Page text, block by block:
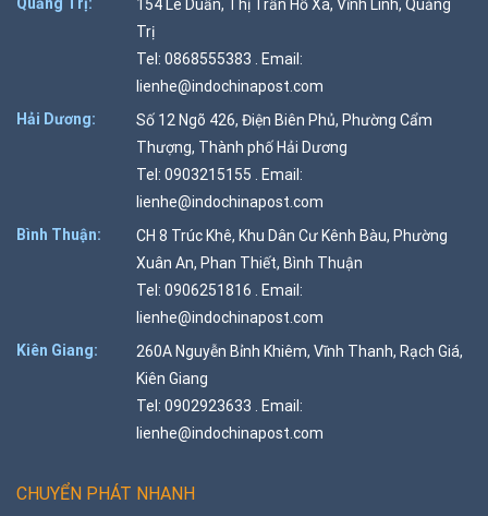
154 Lê Duẩn, Thị Trấn Hồ Xá, Vĩnh Linh, Quảng
Trị
Tel: 0868555383 . Email:
lienhe@indochinapost.com
Hải Dương:
Số 12 Ngõ 426, Điện Biên Phủ, Phường Cẩm
Thượng, Thành phố Hải Dương
Tel: 0903215155 . Email:
lienhe@indochinapost.com
Bình Thuận:
CH 8 Trúc Khê, Khu Dân Cư Kênh Bàu, Phường
Xuân An, Phan Thiết, Bình Thuận
Tel: 0906251816 . Email:
lienhe@indochinapost.com
Kiên Giang:
260A Nguyễn Bỉnh Khiêm, Vĩnh Thanh, Rạch Giá,
Kiên Giang
Tel: 0902923633 . Email:
lienhe@indochinapost.com
CHUYỂN PHÁT NHANH